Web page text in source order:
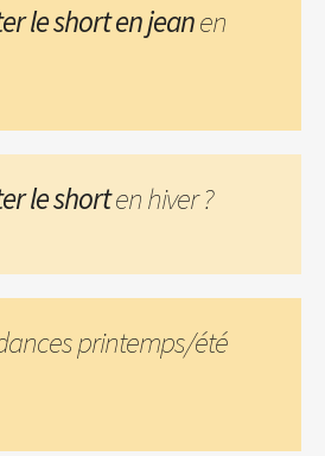
le short en jeanen
le shorten hiver ?
printemps/été